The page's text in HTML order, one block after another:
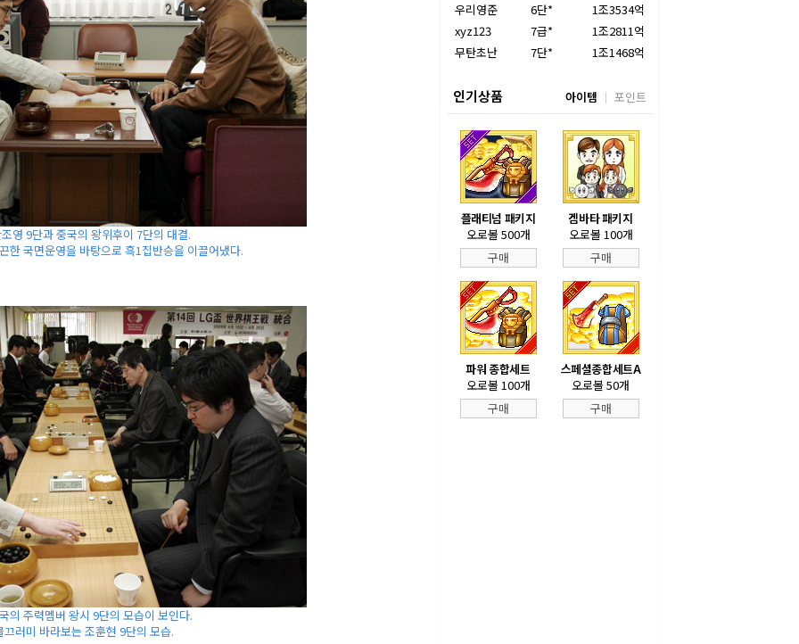
영 9단과 중국의 왕위후이 7단의 대결.
한 국면운영을 바탕으로 흑1집반승을 이끌어냈다.
의 주력멤버 왕시 9단의 모습이 보인다.
끄러미 바라보는 조훈현 9단의 모습.
우리영준
6단*
1조3534억
xyz123
7급*
1조2811억
무탄초난
7단* 1조1468억
인기상품 아이템 포인트
플래티넘 패키지
오로볼 500개
구매
겜바타 패키지
오로볼 100개
구매
파워 종합세트
오로볼 100개
구매
스페셜종합세트A
오로볼 50개
구매